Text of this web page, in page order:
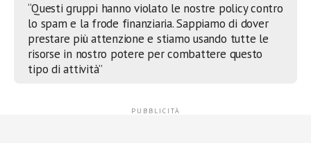
“Questi gruppi hanno violato le nostre policy contro
lo spam e la frode finanziaria. Sappiamo di dover
prestare più attenzione e stiamo usando tutte le
risorse in nostro potere per combattere questo
tipo di attività”